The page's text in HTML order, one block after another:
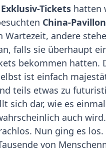
Exklusiv-Tickets hatten
China-Pavillon
Wartezeit, andere
falls sie überhaupt
bekommen hatten.
ist einfach
teils etwas zu
sich dar, wie es
auch
Nun ging es los.
von